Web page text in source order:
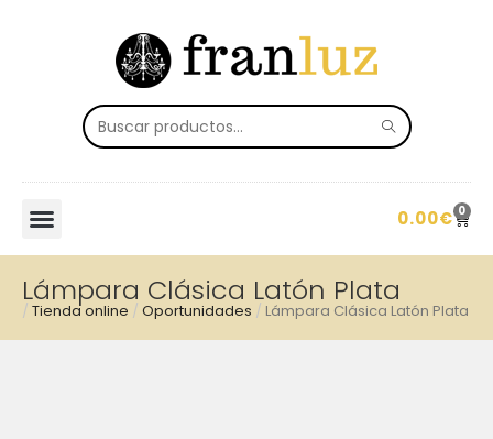
0.00€ 0
Lámpara Clásica Latón Plata
/ Tienda online / Oportunidades / Lámpara Clásica Latón Plata